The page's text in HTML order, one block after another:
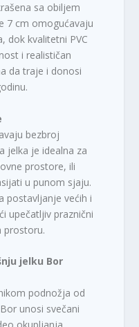
sa obiljem
7 cm omogućavaju
dok kvalitetni PVC
i realističan
da traje i donosi
bezbroj
jelka je idealna za
prostore, ili
u punom sjaju.
postavljanje većih i
upečatljiv praznični
prostoru.
jelku Bor
podnožja od
unosi svečani